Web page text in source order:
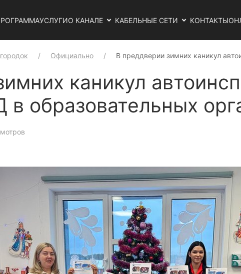
УСЛУГИО КАНАЛЕ КАБЕЛЬНЫЕ СЕТИ КОНТАКТЫ
Официально В преддверии зимних каникул
каникул
образовательных